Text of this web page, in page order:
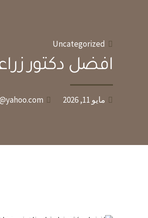
Uncategorized
افضل دكتور
مايو 11, 2026